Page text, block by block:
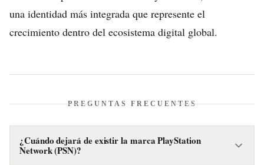
una identidad más integrada que represente el
crecimiento dentro del ecosistema digital global.
PREGUNTAS FRECUENTES
¿Cuándo dejará de existir la marca PlayStation
Network (PSN)?